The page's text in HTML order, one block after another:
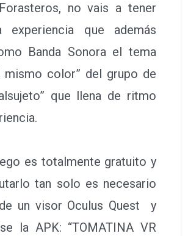
no vais a tener
experiencia que además
Banda Sonora el tema
mismo color” del grupo de
que llena de ritmo
es totalmente gratuito y
tan solo es necesario
un visor Oculus Quest y
la APK: “TOMATINA VR